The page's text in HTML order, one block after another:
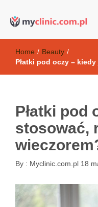
Kosmetyki
Home / Beauty /
Płatki pod oczy –
Płatki pod
stosować,
By : Myclinic.com.pl 18